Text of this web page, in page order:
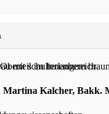
Martina Kalcher, Bakk.